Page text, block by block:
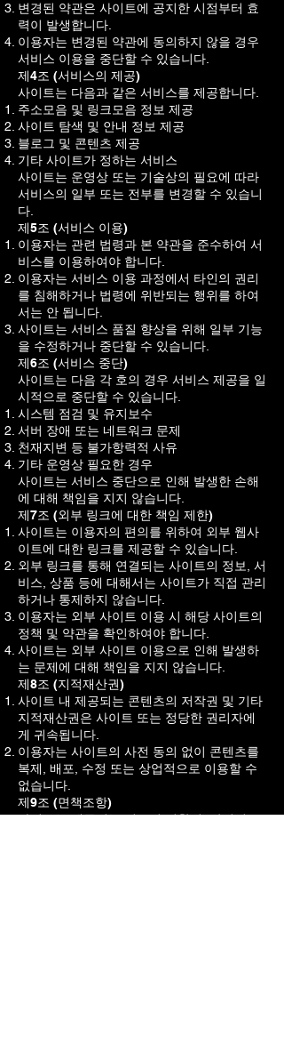
변경된 약관은 사이트에 공지한 시점부터 효
력이 발생합니다.
이용자는 변경된 약관에 동의하지 않을 경우
서비스 이용을 중단할 수 있습니다.
제4조 (서비스의 제공)
사이트는 다음과 같은 서비스를 제공합니다.
주소모음 및 링크모음 정보 제공
사이트 탐색 및 안내 정보 제공
블로그 및 콘텐츠 제공
기타 사이트가 정하는 서비스
사이트는 운영상 또는 기술상의 필요에 따라
서비스의 일부 또는 전부를 변경할 수 있습니
다.
제5조 (서비스 이용)
이용자는 관련 법령과 본 약관을 준수하여 서
비스를 이용하여야 합니다.
이용자는 서비스 이용 과정에서 타인의 권리
를 침해하거나 법령에 위반되는 행위를 하여
서는 안 됩니다.
사이트는 서비스 품질 향상을 위해 일부 기능
을 수정하거나 중단할 수 있습니다.
제6조 (서비스 중단)
사이트는 다음 각 호의 경우 서비스 제공을 일
시적으로 중단할 수 있습니다.
시스템 점검 및 유지보수
서버 장애 또는 네트워크 문제
천재지변 등 불가항력적 사유
기타 운영상 필요한 경우
사이트는 서비스 중단으로 인해 발생한 손해
에 대해 책임을 지지 않습니다.
제7조 (외부 링크에 대한 책임 제한)
사이트는 이용자의 편의를 위하여 외부 웹사
이트에 대한 링크를 제공할 수 있습니다.
외부 링크를 통해 연결되는 사이트의 정보, 서
비스, 상품 등에 대해서는 사이트가 직접 관리
하거나 통제하지 않습니다.
이용자는 외부 사이트 이용 시 해당 사이트의
정책 및 약관을 확인하여야 합니다.
사이트는 외부 사이트 이용으로 인해 발생하
는 문제에 대해 책임을 지지 않습니다.
제8조 (지적재산권)
사이트 내 제공되는 콘텐츠의 저작권 및 기타
지적재산권은 사이트 또는 정당한 권리자에
게 귀속됩니다.
이용자는 사이트의 사전 동의 없이 콘텐츠를
복제, 배포, 수정 또는 상업적으로 이용할 수
없습니다.
제9조 (면책조항)
사이트는 제공되는 정보의 정확성, 완전성 또